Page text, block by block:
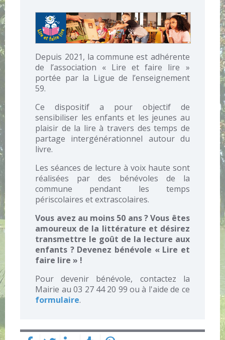
Depuis 2021, la commune est adhérente
de l’association « Lire et faire lire »
portée par la Ligue de l’enseignement
59.
Ce dispositif a pour objectif de
sensibiliser les enfants et les jeunes au
plaisir de la lire à travers des temps de
partage intergénérationnel autour du
livre.
Les séances de lecture à voix haute sont
réalisées par des bénévoles de la
commune pendant les temps
périscolaires et extrascolaires.
Vous avez au moins 50 ans ? Vous êtes
amoureux de la littérature et désirez
transmettre le goût de la lecture aux
enfants ? Devenez bénévole « Lire et
faire lire » !
Pour devenir bénévole, contactez la
Mairie au 03 27 44 20 99 ou à l'aide de ce
formulaire.